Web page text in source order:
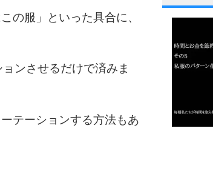
の服」といった具合に、
ンさせるだけで済みま
テーションする方法もあ
1
3